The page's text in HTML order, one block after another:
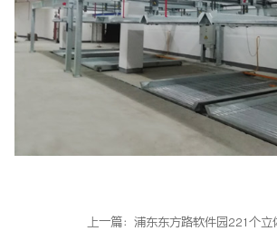
上一篇： 浦东东方路软件园221个立